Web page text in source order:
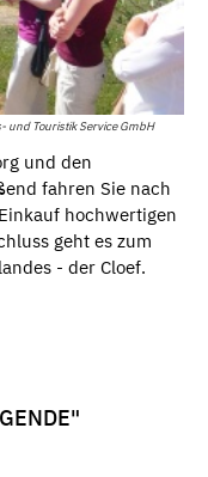
und Touristik Service GmbH
und den
fahren Sie nach
hochwertigen
geht es zum
- der Cloef.